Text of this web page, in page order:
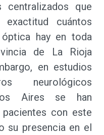
que
cuántos
hay en toda
de La Rioja
en estudios
neurológicos
Aires se han
con este
su presencia en el